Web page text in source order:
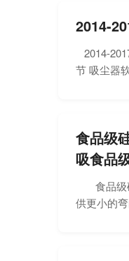
2014-
2014-
节 吸尘
食品级
吸食品
食品级
供更小的